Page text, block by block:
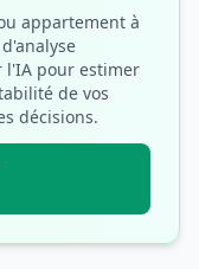
appartement à
l'IA pour estimer
de vos
décisions.